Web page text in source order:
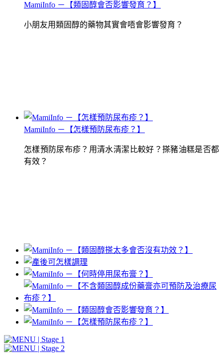
MamiInfo －【類固醇會否影響發育？】
小朋友用類固醇的藥物其實會唔會影響發育？
MamiInfo －【怎樣預防尿布疹？】
怎樣預防尿布疹？用清水清潔比較好？搽豬油糕是否都
有效？